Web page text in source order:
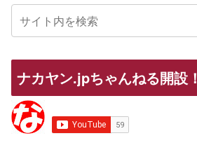
ナカヤン.jpちゃんねる開設！